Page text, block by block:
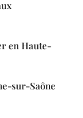
en Haute-
sur-Saône